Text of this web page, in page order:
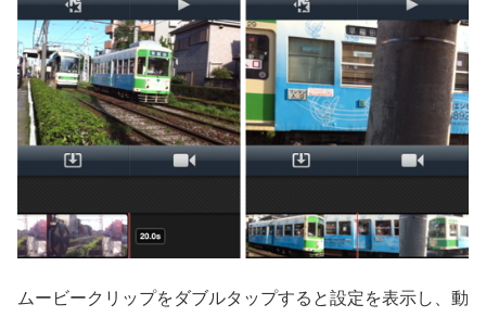
ムービークリップをダブルタップすると設定を表示し、動